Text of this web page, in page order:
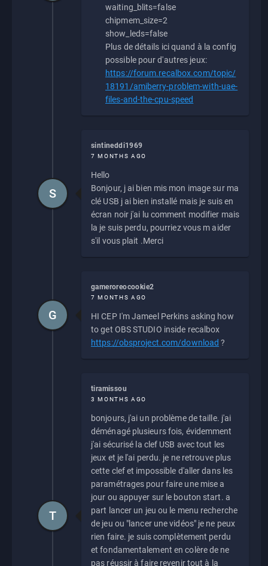
waiting_blits=false
chipmem_size=2
show_leds=false
Plus de détails ici quand à la config
possible pour d'autres jeux:
https://forum.recalbox.com/topic/
18191/amiberry-problem-with-uae-
files-and-the-cpu-speed
sintineddi1969
7 MONTHS AGO
Hello
Bonjour, j ai bien mis mon image sur ma
clé USB j ai bien installé mais je suis en
écran noir j'ai lu comment modifier mais
la je suis perdu, pourriez vous m aider
s'il vous plait .Merci
S
gameroreocookie2
7 MONTHS AGO
HI CEP I'm Jameel Perkins asking how
to get OBS STUDIO inside recalbox
https://obsproject.com/download ?
G
tiramissou
3 MONTHS AGO
bonjours, j'ai un problème de taille. j'ai
déménagé plusieurs fois, évidemment
j'ai sécurisé la clef USB avec tout les
jeux et je l'ai perdu. je ne retrouve plus
cette clef et impossible d'aller dans les
paramétrages pour faire une mise a
jour ou appuyer sur le bouton start. a
part lancer un jeu ou le menu recherche
de jeu ou "lancer une vidéos" je ne peux
rien faire. je suis complètement perdu
et fondamentalement en colère de ne
pas réussir à faire revenir tout à la
T